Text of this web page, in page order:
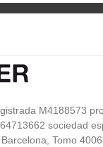
M4188573
sociedad
Tomo